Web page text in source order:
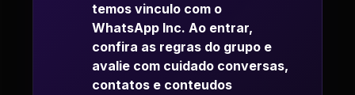
temos vinculo com o
WhatsApp Inc. Ao entrar,
confira as regras do grupo e
avalie com cuidado conversas,
contatos e conteudos